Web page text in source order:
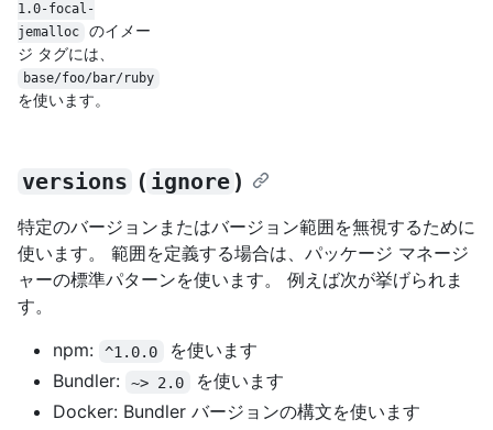
1.0-focal-
jemalloc
のイメー
ジ タグには、
base/foo/bar/ruby
を使います。
versions ( ignore )
特定のバージョンまたはバージョン範囲を無視するために
使います。 範囲を定義する場合は、パッケージ マネージ
ャーの標準パターンを使います。 例えば次が挙げられま
す。
npm:
^1.0.0
を使います
Bundler:
~> 2.0
を使います
Docker: Bundler バージョンの構文を使います